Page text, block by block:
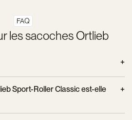
FAQ
les sacoches Ortlieb
x 30 cm
Sport-Roller Classic est-elle